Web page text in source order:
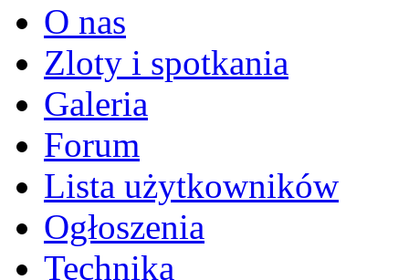
O nas
Zloty i spotkania
Galeria
Forum
Lista użytkowników
Ogłoszenia
Technika